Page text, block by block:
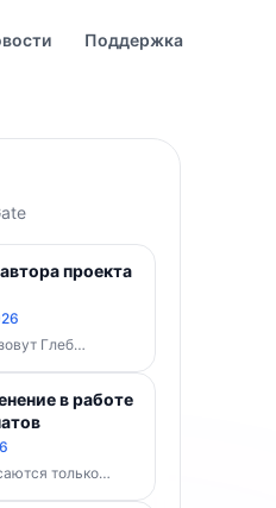
Поддержка
проекта
Глеб
то из вас уже
поддержки....
в работе
только
работают в